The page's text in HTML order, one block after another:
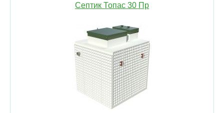
Септик Топас 30 Пр